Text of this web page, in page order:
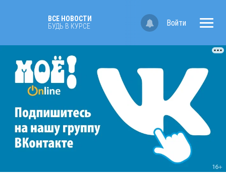
ВСЕ НОВОСТИ
БУДЬ В КУРСЕ
Войти